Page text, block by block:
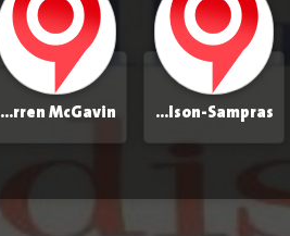
Bridgette Wilson-Sampras
Darren McGavin